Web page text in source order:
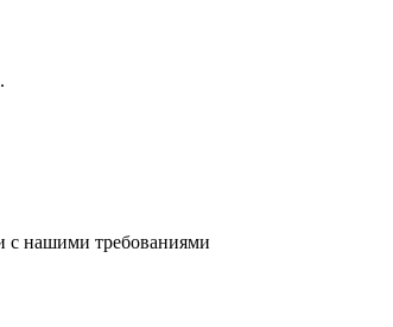
с нашими требованиями